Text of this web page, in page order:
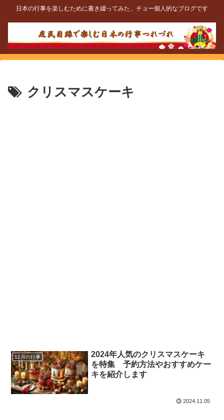
日本の行事を楽しむために書き綴ってみた、チョー個人的なブログです
クリスマスケーキ
12月の行事
2024年人気のクリスマスケーキ
を特集 予約方法やおすすめケー
キを紹介します
2024.11.05